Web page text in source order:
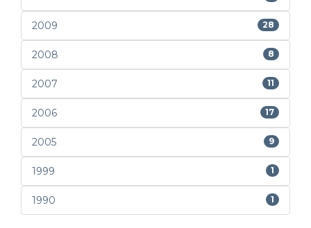
2009 28
2008 8
2007 11
2006 17
2005 9
1999 1
1990 1